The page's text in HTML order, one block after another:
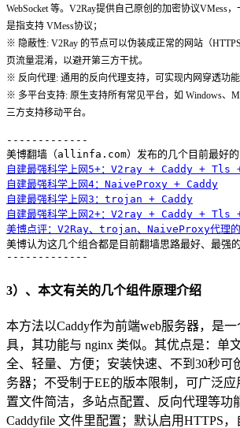
WebSocket 等。V2Ray提供自己原创的加密协议VMess
是指支持 VMess协议；
※ 隐蔽性: V2Ray 的节点可以伪装成正常的网站（
页流量混淆，以避开第三方干扰。
※ 反向代理: 通用的反向代理支持，可实现内网穿透功能
※ 多平台支持: 原生支持所有常见平台，如 Windows、
三方支持移动平台。
-------------
自建最强科学上网5+：V2ray + Caddy + Tls
自建最强科学上网4：NaiveProxy + Caddy
自建最强科学上网3：trojan + Caddy
自建最强科学上网2+：V2ray + Caddy + Tls
美博点评：V2Ray、trojan、NaiveProxy代理的
美博认为这几个组合都是目前翻墙思路最好、最强
-------------
3）、本文有关的几个组件原理介绍
本方法以Caddy作为前端web服务器，是
具，其功能与 nginx 类似。其优点是：单
全、轻量、方便；安装快速、不到30秒可
务器；不受制于EE的版本限制，可广泛
置文件简洁，多站点配置、反向代理等功
Caddyfile 文件里配置；默认启用HTTPS